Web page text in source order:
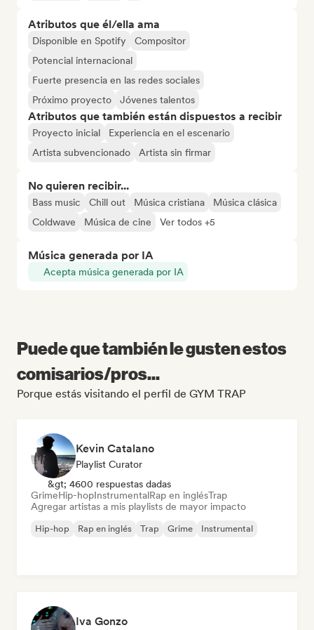
Atributos que él/ella ama
Disponible en Spotify
Compositor
Potencial internacional
Fuerte presencia en las redes sociales
Próximo proyecto
Jóvenes talentos
Atributos que también están dispuestos a recibir
Proyecto inicial
Experiencia en el escenario
Artista subvencionado
Artista sin firmar
No quieren recibir...
Bass music Chill out Música cristiana
Música clásica
Coldwave
Música de cine Ver todos +5
Música generada por IA
Acepta música generada por IA
Puede que también le gusten estos
comisarios/pros...
Porque estás visitando el perfil de GYM TRAP
Kevin Catalano
Playlist Curator
&gt; 4600 respuestas dadas
GrimeHip-hopInstrumentalRap en inglésTrap
Agregar artistas a mis playlists de mayor impacto
Hip-hop Rap en inglés Trap Grime Instrumental
Iva Gonzo